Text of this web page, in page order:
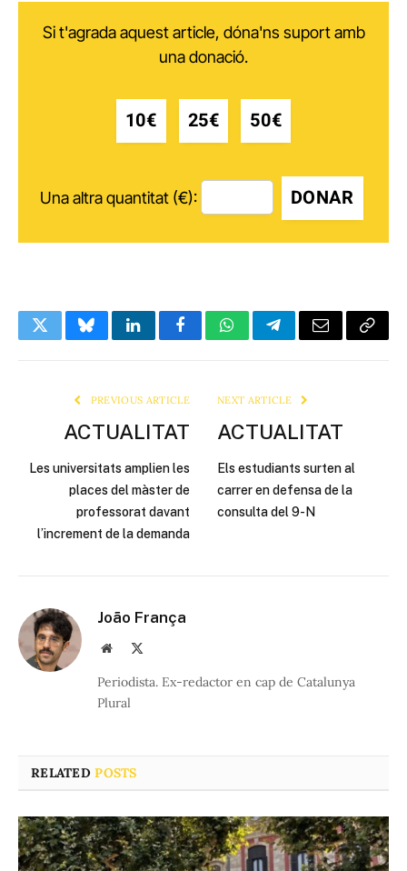
Si t'agrada aquest article, dóna'ns suport amb
una donació.
10€ 25€ 50€
Una altra quantitat (€): DONAR
TwitterBlueskyLinkedInFacebookWhatsAppTelegramEmail Copy
PREVIOUS ARTICLE
ACTUALITAT
Les universitats amplien les
places del màster de
professorat davant
l’increment de la demanda
NEXT ARTICLE
ACTUALITAT
Els estudiants surten al
carrer en defensa de la
consulta del 9-N
João França
Website
Periodista. Ex-redactor en cap de Catalunya
Plural
RELATEDPOSTS